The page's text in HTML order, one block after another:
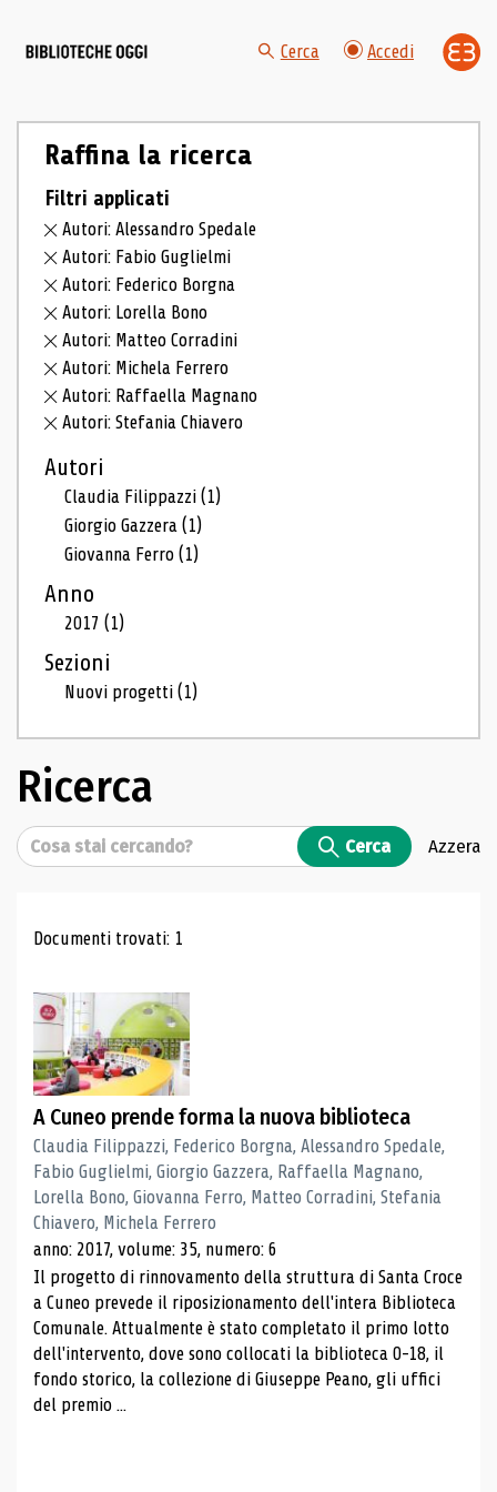
Cerca Accedi
Raffina la ricerca
Filtri applicati
Autori: Alessandro Spedale
Autori: Fabio Guglielmi
Autori: Federico Borgna
Autori: Lorella Bono
Autori: Matteo Corradini
Autori: Michela Ferrero
Autori: Raffaella Magnano
Autori: Stefania Chiavero
Autori
Claudia Filippazzi(1)
Giorgio Gazzera(1)
Giovanna Ferro(1)
Anno
2017(1)
Sezioni
Nuovi progetti(1)
Ricerca
Cerca Cerca Azzera
Risultati di ricerca
Documenti trovati: 1
A Cuneo prende forma la nuova biblioteca
Claudia Filippazzi, Federico Borgna, Alessandro Spedale,
Fabio Guglielmi, Giorgio Gazzera, Raffaella Magnano,
Lorella Bono, Giovanna Ferro, Matteo Corradini, Stefania
Chiavero, Michela Ferrero
anno: 2017, volume: 35, numero: 6
Il progetto di rinnovamento della struttura di Santa Croce
a Cuneo prevede il riposizionamento dell'intera Biblioteca
Comunale. Attualmente è stato completato il primo lotto
dell'intervento, dove sono collocati la biblioteca 0-18, il
fondo storico, la collezione di Giuseppe Peano, gli uffici
del premio ...